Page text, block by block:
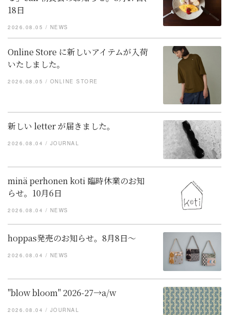
18日
2026.08.05 NEWS
Online Store に新しいアイテムが入荷
いたしました。
2026.08.05 ONLINE STORE
新しい letter が届きました。
2026.08.04 JOURNAL
minä perhonen koti 臨時休業のお知
らせ。10月6日
2026.08.04 NEWS
hoppas発売のお知らせ。8月8日～
2026.08.04 NEWS
"blow bloom" 2026-27→a/w
2026.08.04 JOURNAL